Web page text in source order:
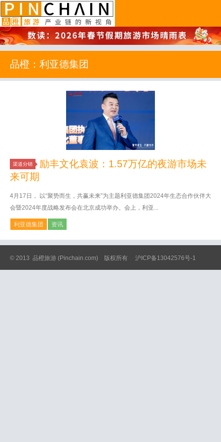
品橙旅游
品橙：利亚德集团
渠道分销
励丰文化袁波：1.57万亿的夜游市场未
来可期
4月17日， 以“聚势而生，共赢未来”为主题利亚德集团2024年生态合作伙伴大
会暨2024年度战略发布会在北京成功举办。会上，利亚...
利亚德集团 资讯
© 2013 品橙旅游 (Pinchain.com) 版权所有 沪ICP备13042576号-1